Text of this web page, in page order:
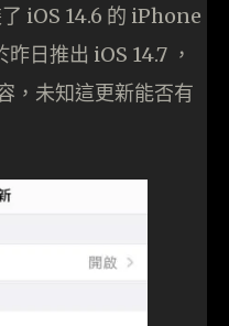
iOS 14.6 的 iPhone
日推出 iOS 14.7 ，
，未知這更新能否有